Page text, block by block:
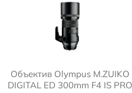
Объектив Olympus M.ZUIKO
DIGITAL ED 300mm F4 IS PRO